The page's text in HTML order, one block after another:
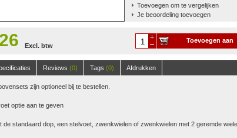
Toevoegen om te vergelijken
Je beoordeling toevoegen
Excl. btw
Toevoegen aan
Reviews (0) Tags (0) Afdrukken
zijn optioneel bij te bestellen.
optie aan te geven
de standaard dop, een stelvoet, zwenkwielen of zwenkwielen met 2 geremde